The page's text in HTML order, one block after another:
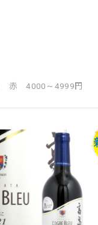
赤 4000～4999円